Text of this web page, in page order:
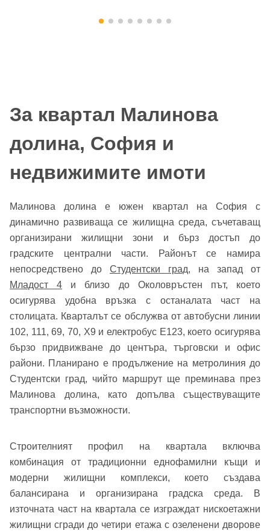
За квартал Малинова
долина, София и
недвижимите имоти
Малинова долина е южен квартал на София с
динамично развиваща се жилищна среда, съчетаващ
организирани жилищни зони и бърз достъп до
градските централни части. Районът се намира
непосредствено до Студентски град, на запад от
Младост 4 и близо до Околовръстен път, което
осигурява удобна връзка с останалата част на
столицата. Кварталът се обслужва от автобусни линии
102, 111, 69, 70, Х9 и електробус E123, което осигурява
бързо придвижване до центъра, търговски и офис
райони. Планирано е продължение на метролиния до
Студентски град, чийто маршрут ще преминава през
Малинова долина, като допълва съществуващите
транспортни възможности.
Строителният профил на квартала включва
комбинация от традиционни еднофамилни къщи и
модерни жилищни комплекси, което създава
балансирана и организирана градска среда. В
източната част на квартала се изграждат нискоетажни
жилищни сгради до четири етажа с озеленени дворове